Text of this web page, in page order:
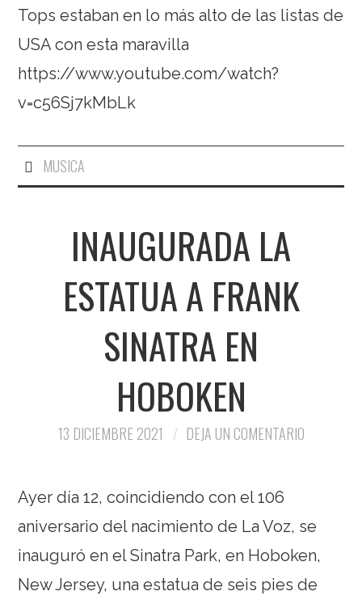
Tops estaban en lo más alto de las listas de
USA con esta maravilla
https://www.youtube.com/watch?
v=c56Sj7kMbLk
MUSICA
INAUGURADA LA
ESTATUA A FRANK
SINATRA EN
HOBOKEN
13 DICIEMBRE 2021 DEJA UN COMENTARIO
Ayer día 12, coincidiendo con el 106
aniversario del nacimiento de La Voz, se
inauguró en el Sinatra Park, en Hoboken,
New Jersey, una estatua de seis pies de